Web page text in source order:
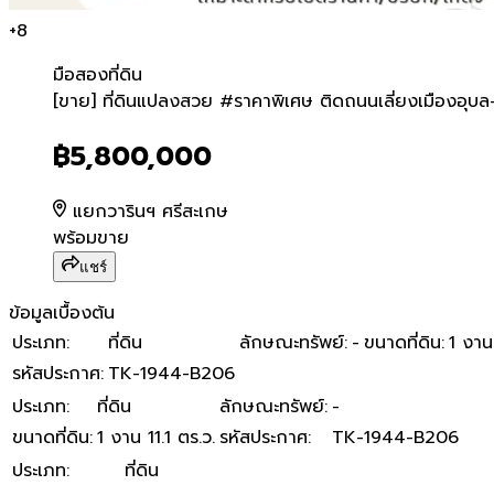
+8
มือสองที่ดิน
[ขาย] ที่ดินแปลงสวย #ราคา
[ขาย] ที่ดินแปลงสวย #ราคาพิเศษ ติดถนนเลี่ยงเมืองอุบล-
฿5,800,000
แยกวารินฯ ศรีสะเกษ
พร้อมขาย
แชร์
ข้อมูลเบื้องต้น
ประเภท: ที่ดิน ลักษณะทรัพย์: - ขนาดที่ดิน:1 งา
รหัสประกาศ: TK-1944-B206
ประเภท: ที่ดิน ลักษณะทรัพย์: -
ขนาดที่ดิน:1 งาน 11.1 ตร.ว. รหัสประกาศ:
TK-1944-B206
ประเภท:
ที่ดิน